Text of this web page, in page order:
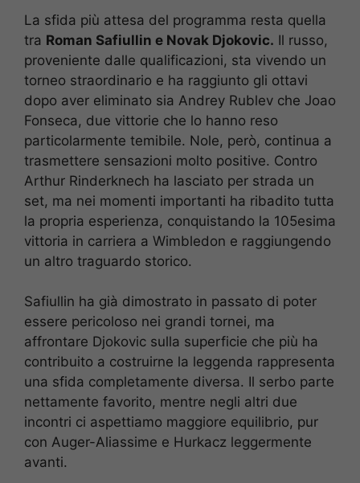
La sfida più attesa del programma resta quella
tra Roman Safiullin e Novak Djokovic. Il russo,
proveniente dalle qualificazioni, sta vivendo un
torneo straordinario e ha raggiunto gli ottavi
dopo aver eliminato sia Andrey Rublev che Joao
Fonseca, due vittorie che lo hanno reso
particolarmente temibile. Nole, però, continua a
trasmettere sensazioni molto positive. Contro
Arthur Rinderknech ha lasciato per strada un
set, ma nei momenti importanti ha ribadito tutta
la propria esperienza, conquistando la 105esima
vittoria in carriera a Wimbledon e raggiungendo
un altro traguardo storico.
Safiullin ha già dimostrato in passato di poter
essere pericoloso nei grandi tornei, ma
affrontare Djokovic sulla superficie che più ha
contribuito a costruirne la leggenda rappresenta
una sfida completamente diversa. Il serbo parte
nettamente favorito, mentre negli altri due
incontri ci aspettiamo maggiore equilibrio, pur
con Auger-Aliassime e Hurkacz leggermente
avanti.